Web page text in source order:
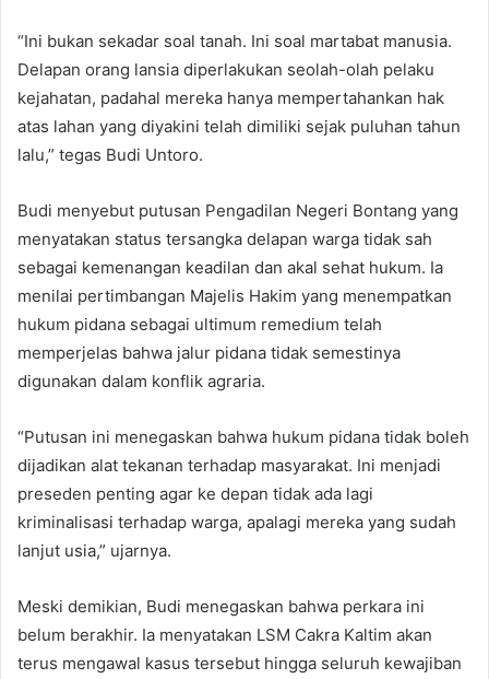
“Ini bukan sekadar soal tanah. Ini soal martabat manusia.
Delapan orang lansia diperlakukan seolah-olah pelaku
kejahatan, padahal mereka hanya mempertahankan hak
atas lahan yang diyakini telah dimiliki sejak puluhan tahun
lalu,” tegas Budi Untoro.
Budi menyebut putusan Pengadilan Negeri Bontang yang
menyatakan status tersangka delapan warga tidak sah
sebagai kemenangan keadilan dan akal sehat hukum. Ia
menilai pertimbangan Majelis Hakim yang menempatkan
hukum pidana sebagai ultimum remedium telah
memperjelas bahwa jalur pidana tidak semestinya
digunakan dalam konflik agraria.
“Putusan ini menegaskan bahwa hukum pidana tidak boleh
dijadikan alat tekanan terhadap masyarakat. Ini menjadi
preseden penting agar ke depan tidak ada lagi
kriminalisasi terhadap warga, apalagi mereka yang sudah
lanjut usia,” ujarnya.
Meski demikian, Budi menegaskan bahwa perkara ini
belum berakhir. Ia menyatakan LSM Cakra Kaltim akan
terus mengawal kasus tersebut hingga seluruh kewajiban